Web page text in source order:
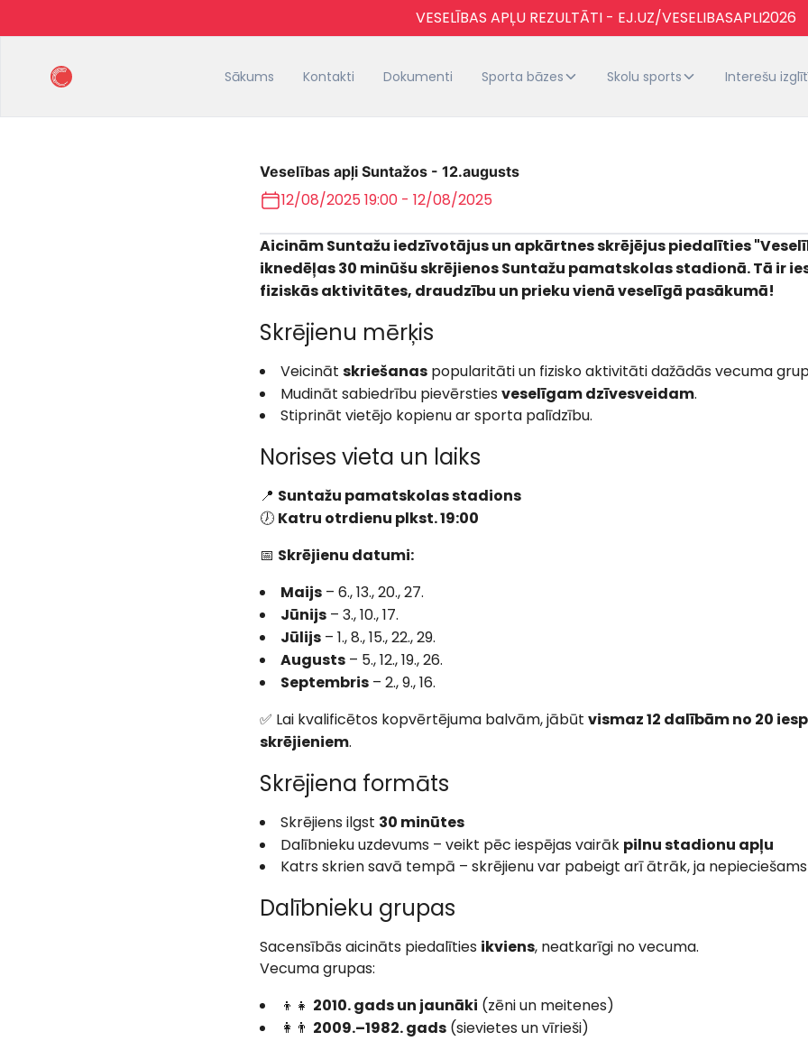
VESELĪBAS APĻU REZULTĀTI - EJ.UZ/VESELIBASAPLI2026
Sākums Kontakti Dokumenti Sporta bāzes Skolu sports Interešu
Veselības apļi Suntažos - 12.augusts
12/08/2025 19:00 - 12/08/2025
Aicinām Suntažu iedzīvotājus un apkārtnes skrējējus piedalīties
iknedēļas 30 minūšu skrējienos Suntažu pamatskolas stadionā. Tā ir
fiziskās aktivitātes, draudzību un prieku vienā veselīgā pasākumā!
Skrējienu mērķis
Veicināt skriešanas popularitāti un fizisko aktivitāti dažādās vecuma
Mudināt sabiedrību pievērsties veselīgam dzīvesveidam.
Stiprināt vietējo kopienu ar sporta palīdzību.
Norises vieta un laiks
📍 Suntažu pamatskolas stadions
🕖 Katru otrdienu plkst. 19:00
📅 Skrējienu datumi:
Maijs – 6., 13., 20., 27.
Jūnijs – 3., 10., 17.
Jūlijs – 1., 8., 15., 22., 29.
Augusts – 5., 12., 19., 26.
Septembris – 2., 9., 16.
✅ Lai kvalificētos kopvērtējuma balvām, jābūt vismaz 12 dalībām no 20
skrējieniem.
Skrējiena formāts
Skrējiens ilgst 30 minūtes
Dalībnieku uzdevums – veikt pēc iespējas vairāk pilnu stadionu apļu
Katrs skrien savā tempā – skrējienu var pabeigt arī ātrāk, ja nepieciešams
Dalībnieku grupas
Sacensībās aicināts piedalīties ikviens, neatkarīgi no vecuma.
Vecuma grupas:
👦👧 2010. gads un jaunāki (zēni un meitenes)
👩👨 2009.–1982. gads (sievietes un vīrieši)